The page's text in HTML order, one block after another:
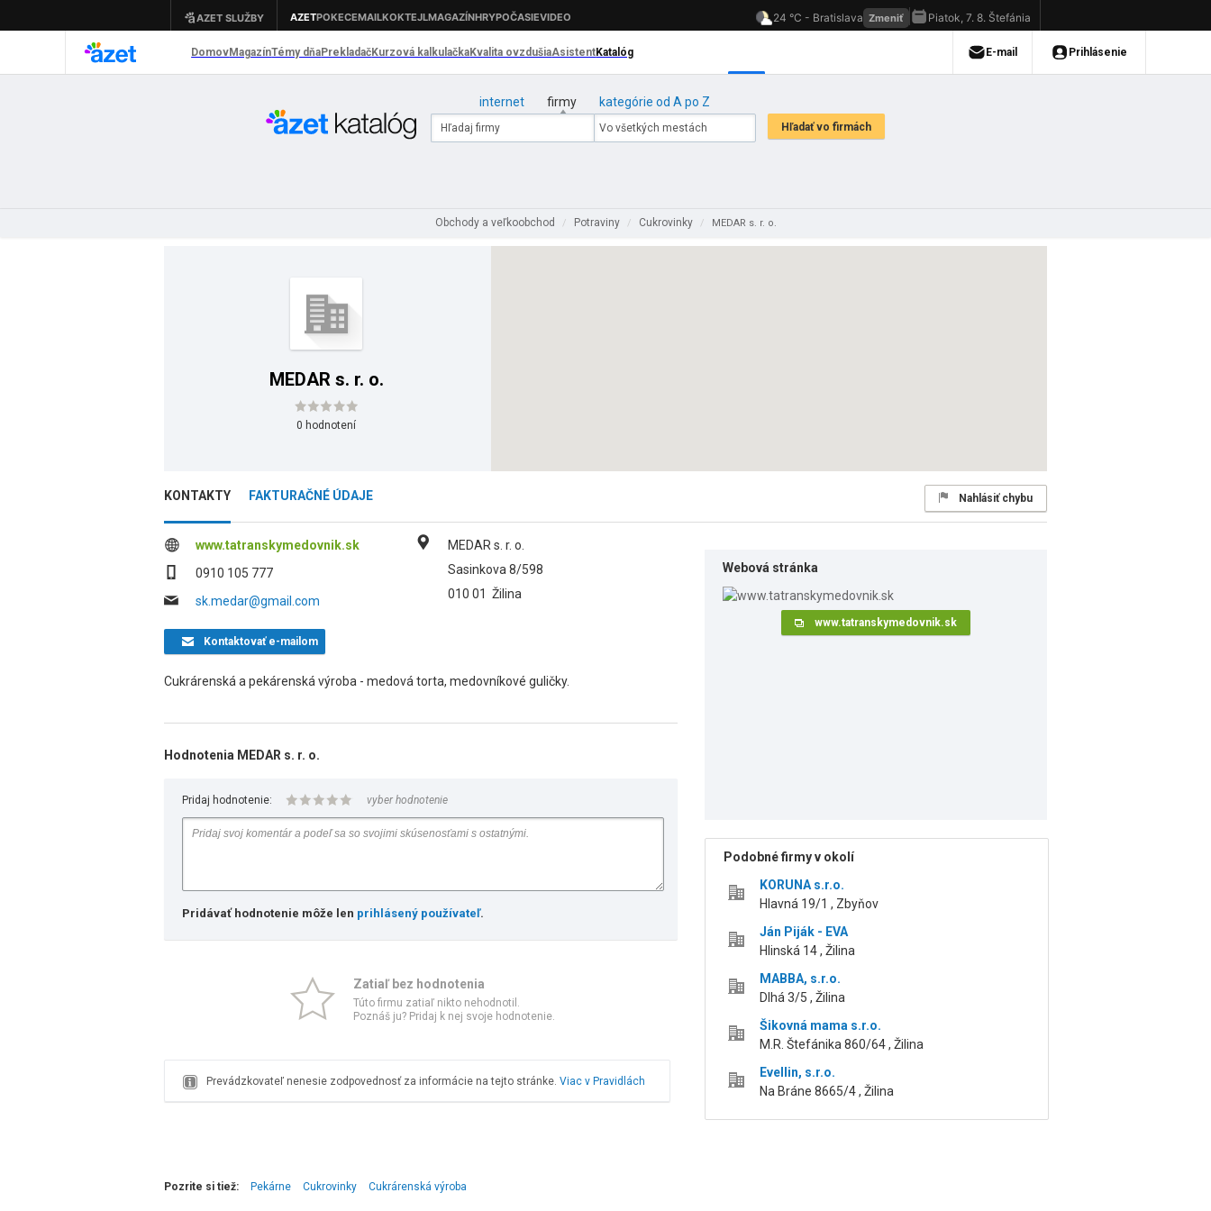
internet firmy kategórie od A po Z
Obchody a veľkoobchod / Potraviny / Cukrovinky / MEDAR s. r. o.
MEDAR s. r. o.
0 hodnotení
KONTAKTY FAKTURAČNÉ ÚDAJE Nahlásiť chybu
www.tatranskymedovnik.sk
0910 105 777
sk.medar@gmail.com
MEDAR s. r. o.
Sasinkova 8/598
010 01 Žilina
Kontaktovaťe-mailom
Cukrárenská a pekárenská výroba - medová torta, medovníkové guličky.
Hodnotenia MEDAR s. r. o.
Pridaj hodnotenie: vyber hodnotenie
Pridávať hodnotenie môže len prihlásený používateľ.
Zatiaľ bez hodnotenia
Túto firmu zatiaľ nikto nehodnotil.
Poznáš ju? Pridaj k nej svoje hodnotenie.
Prevádzkovateľ nenesie zodpovednosť za informácie na tejto stránke. Viac v Pravidlách
Webová stránka
www.tatranskymedovnik.sk
Podobné firmy v okolí
KORUNA s.r.o.
Hlavná 19/1 , Zbyňov
Ján Piják - EVA
Hlinská 14 , Žilina
MABBA, s.r.o.
Dlhá 3/5 , Žilina
Šikovná mama s.r.o.
M.R. Štefánika 860/64 , Žilina
Evellin, s.r.o.
Na Bráne 8665/4 , Žilina
Pozrite si tiež: Pekárne Cukrovinky Cukrárenská výroba